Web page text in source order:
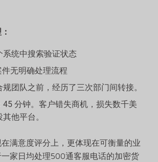
系统中搜索验证状态
件无明确处理流程
团队之前，经历了三次部门间转接。
45 分钟。客户错失商机，损失数千美
他平台。
满意度评分上，更体现在可衡量的业
家日均处理500通客服电话的加密货